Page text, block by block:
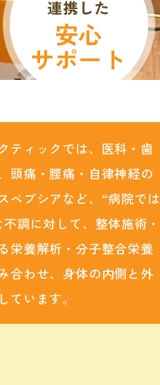
連携した
安心
サポート
ティックでは、医科・歯
頭痛・腰痛・自律神経の
ペプシアなど、“病院では
調に対して、整体施術・
栄養解析・分子整合栄養
合わせ、身体の内側と外
います。